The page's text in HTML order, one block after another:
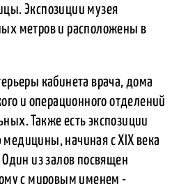
Экспозиции музея
метров и расположены в
кабинета врача, дома
и операционного отделений
Также есть экспозиции
начиная с XIX века
из залов посвящен
с мировым именем -